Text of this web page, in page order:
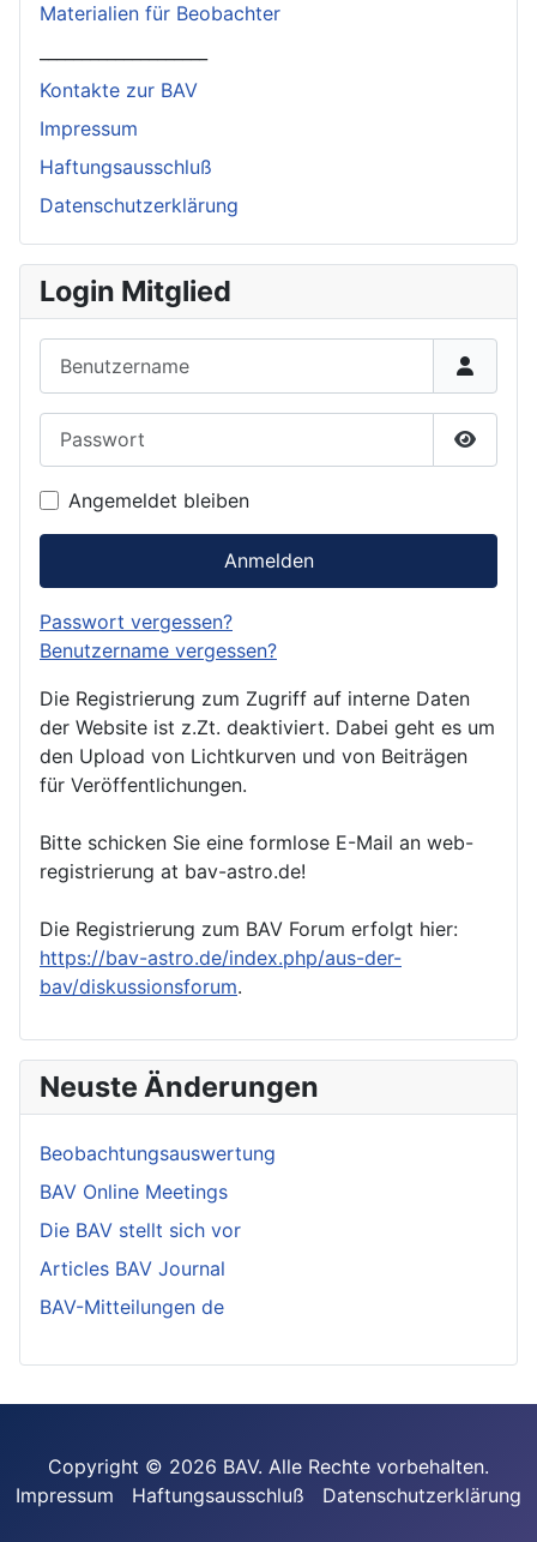
Materialien für Beobachter
Kontakte zur BAV
Impressum
Haftungsausschluß
Datenschutzerklärung
Login Mitglied
Angemeldet bleiben
Anmelden
Passwort vergessen?
Benutzername vergessen?
Die Registrierung zum Zugriff auf interne Daten
der Website ist z.Zt. deaktiviert. Dabei geht es um
den Upload von Lichtkurven und von Beiträgen
für Veröffentlichungen.
Bitte schicken Sie eine formlose E-Mail an web-
registrierung at bav-astro.de!
Die Registrierung zum BAV Forum erfolgt hier:
https://bav-astro.de/index.php/aus-der-
bav/diskussionsforum.
Neuste Änderungen
Beobachtungsauswertung
BAV Online Meetings
Die BAV stellt sich vor
Articles BAV Journal
BAV-Mitteilungen de
Copyright © 2026 BAV. Alle Rechte vorbehalten.
Impressum
Haftungsausschluß Datenschutzerklärung